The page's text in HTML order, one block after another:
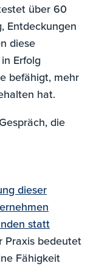
über 60
Entdeckungen
diese
Erfolg
befähigt, mehr
hat.
die
dieser
statt
Praxis bedeutet
Fähigkeit